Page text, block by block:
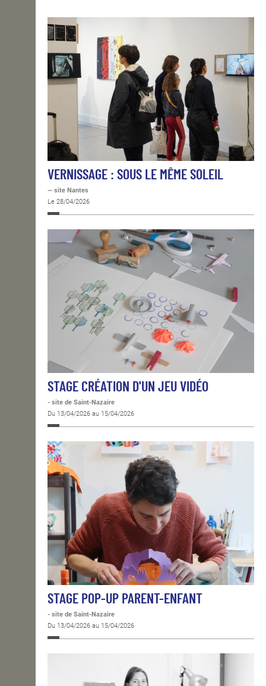
OPEN SCHOOL
CONTACTS
VERNISSAGE : SOUS LE MÊME SOLEIL
— site Nantes
Le 28/04/2026
STAGE CRÉATION D'UN JEU VIDÉO
- site de Saint-Nazaire
Du 13/04/2026 au 15/04/2026
STAGE POP-UP PARENT-ENFANT
- site de Saint-Nazaire
Du 13/04/2026 au 15/04/2026